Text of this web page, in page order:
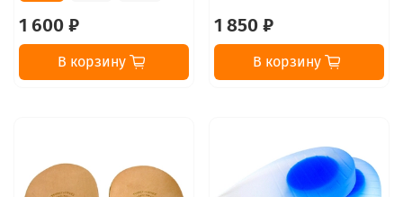
1 600 ₽
В корзину
1 850 ₽
В корзину